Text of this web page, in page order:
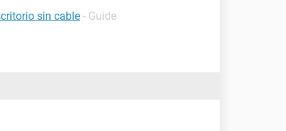
sin cable - Guide